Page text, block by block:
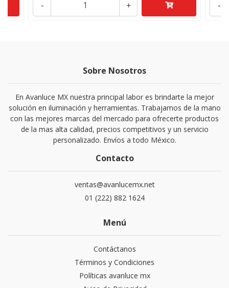
+
- -
Sobre Nosotros
En Avanluce MX nuestra principal labor es brindarte la mejor
solución en iluminación y herramientas. Trabajamos de la mano
con las mejores marcas del mercado para ofrecerte productos
de la mas alta calidad, precios competitivos y un servicio
personalizado. Envíos a todo México.
Contacto
ventas@avanlucemx.net
01 (222) 882 1624
Menú
Contáctanos
Términos y Condiciones
Políticas avanluce mx